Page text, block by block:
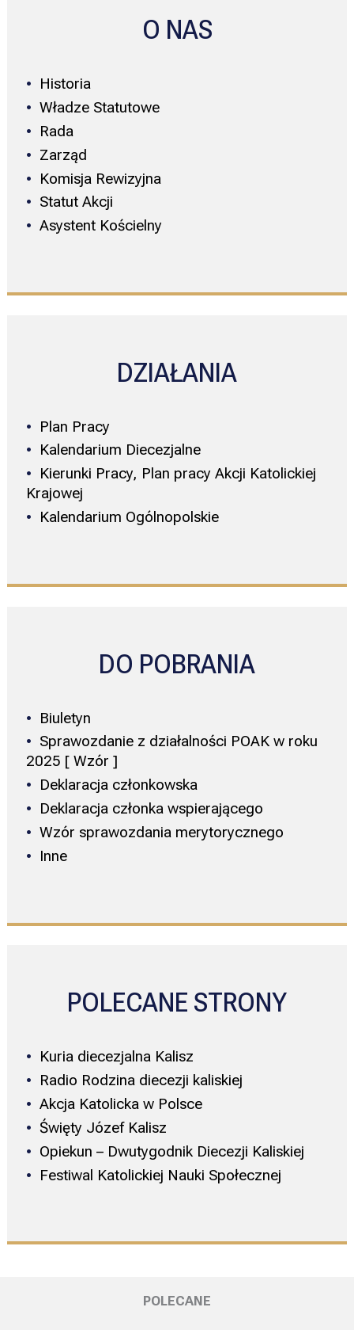
O NAS
Historia
Władze Statutowe
Rada
Zarząd
Komisja Rewizyjna
Statut Akcji
Asystent Kościelny
DZIAŁANIA
Plan Pracy
Kalendarium Diecezjalne
Kierunki Pracy, Plan pracy Akcji Katolickiej
Krajowej
Kalendarium Ogólnopolskie
DO POBRANIA
Biuletyn
Sprawozdanie z działalności POAK w roku
2025 [ Wzór ]
Deklaracja członkowska
Deklaracja członka wspierającego
Wzór sprawozdania merytorycznego
Inne
POLECANE STRONY
Kuria diecezjalna Kalisz
Radio Rodzina diecezji kaliskiej
Akcja Katolicka w Polsce
Święty Józef Kalisz
Opiekun – Dwutygodnik Diecezji Kaliskiej
Festiwal Katolickiej Nauki Społecznej
POLECANE